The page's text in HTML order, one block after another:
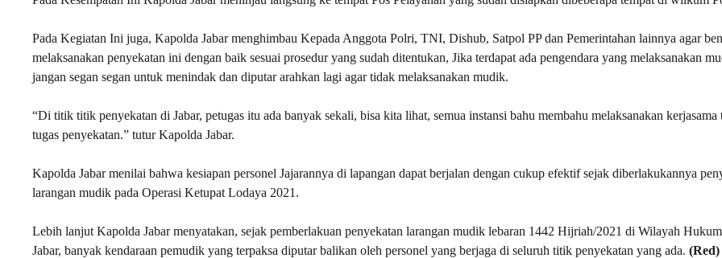
Pada Kegiatan Ini juga, Kapolda Jabar menghimbau Kepada Anggota Polri, TNI, Dishub, Satpol PP dan Pemerintahan lainnya agar
melaksanakan penyekatan ini dengan baik sesuai prosedur yang sudah ditentukan, Jika terdapat ada pengendara yang melaksanakan
jangan segan segan untuk menindak dan diputar arahkan lagi agar tidak melaksanakan mudik.
“Di titik titik penyekatan di Jabar, petugas itu ada banyak sekali, bisa kita lihat, semua instansi bahu membahu melaksanakan kerjasama
tugas penyekatan.” tutur Kapolda Jabar.
Kapolda Jabar menilai bahwa kesiapan personel Jajarannya di lapangan dapat berjalan dengan cukup efektif sejak diberlakukannya
larangan mudik pada Operasi Ketupat Lodaya 2021.
Lebih lanjut Kapolda Jabar menyatakan, sejak pemberlakuan penyekatan larangan mudik lebaran 1442 Hijriah/2021 di Wilayah
Jabar, banyak kendaraan pemudik yang terpaksa diputar balikan oleh personel yang berjaga di seluruh titik penyekatan yang ada. (Red)